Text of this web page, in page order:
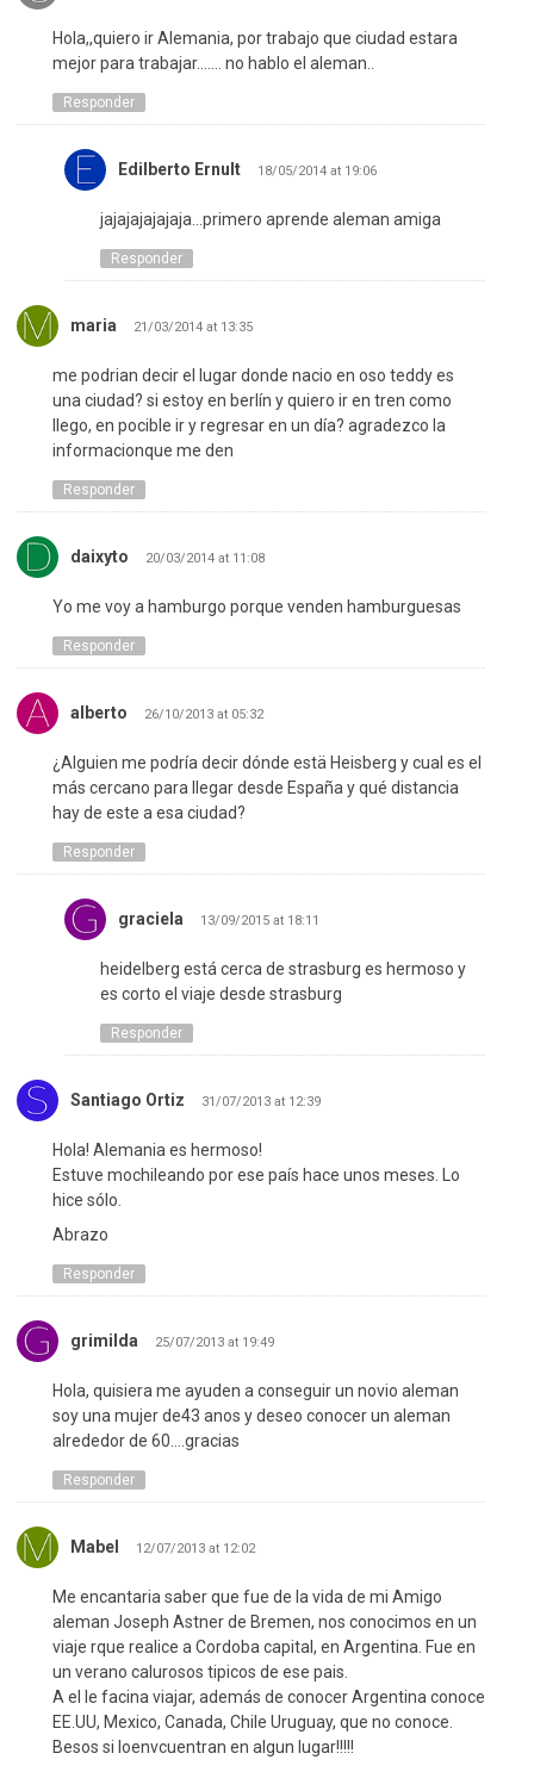
Hola,,quiero ir Alemania, por trabajo que ciudad estara
mejor para trabajar……. no hablo el aleman..
Responder
Edilberto Ernult 18/05/2014 at 19:06
jajajajajajaja…primero aprende aleman amiga
Responder
maria 21/03/2014 at 13:35
me podrian decir el lugar donde nacio en oso teddy es
una ciudad? si estoy en berlín y quiero ir en tren como
llego, en pocible ir y regresar en un día? agradezco la
informacionque me den
Responder
daixyto 20/03/2014 at 11:08
Yo me voy a hamburgo porque venden hamburguesas
Responder
alberto 26/10/2013 at 05:32
¿Alguien me podría decir dónde estä Heisberg y cual es el
más cercano para llegar desde España y qué distancia
hay de este a esa ciudad?
Responder
graciela 13/09/2015 at 18:11
heidelberg está cerca de strasburg es hermoso y
es corto el viaje desde strasburg
Responder
Santiago Ortiz 31/07/2013 at 12:39
Hola! Alemania es hermoso!
Estuve mochileando por ese país hace unos meses. Lo
hice sólo.
Abrazo
Responder
grimilda 25/07/2013 at 19:49
Hola, quisiera me ayuden a conseguir un novio aleman
soy una mujer de43 anos y deseo conocer un aleman
alrededor de 60….gracias
Responder
Mabel 12/07/2013 at 12:02
Me encantaria saber que fue de la vida de mi Amigo
aleman Joseph Astner de Bremen, nos conocimos en un
viaje rque realice a Cordoba capital, en Argentina. Fue en
un verano calurosos tipicos de ese pais.
A el le facina viajar, además de conocer Argentina conoce
EE.UU, Mexico, Canada, Chile Uruguay, que no conoce.
Besos si loenvcuentran en algun lugar!!!!!